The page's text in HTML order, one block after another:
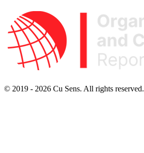
© 2019 - 2026 Cu Sens. All rights reserved.